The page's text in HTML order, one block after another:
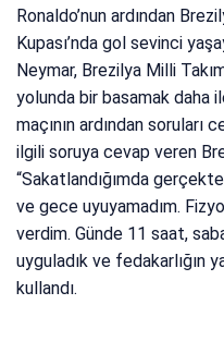
Ronaldo’nun ardından
Kupası’nda gol sevinci
Neymar, Brezilya Milli
yolunda bir basamak daha
maçının ardından soruları
ilgili soruya cevap veren
“Sakatlandığımda
ve gece uyuyamadım.
verdim. Günde 11 saat,
uyguladık ve fedakarlığın
kullandı.